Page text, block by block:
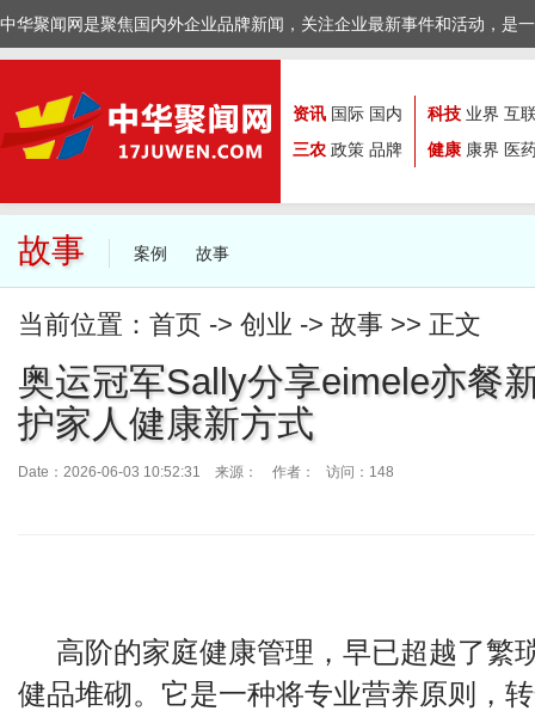
中华聚闻网是聚焦国内外企业品牌新闻，关注企业最新事件和活动，是
资讯 国际 国内
三农 政策 品牌
科技 业界 互
健康 康界 医
故事 案例 故事
当前位置： 首页 -> 创业 -> 故事 >> 正文
奥运冠军Sally分享eimele亦餐
护家人健康新方式
Date：2026-06-03 10:52:31 来源： 作者： 访问：148
高阶的家庭健康管理，早已超越了繁
健品堆砌。它是一种将专业营养原则，